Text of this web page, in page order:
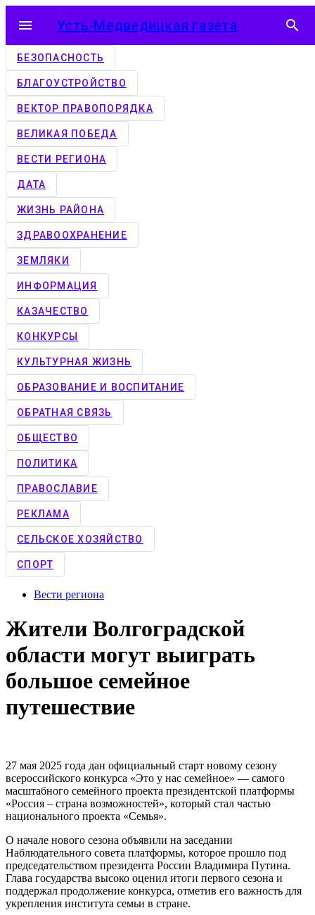
menu Усть-Медведицкая газета search
БЕЗОПАСНОСТЬ
БЛАГОУСТРОЙСТВО
ВЕКТОР ПРАВОПОРЯДКА
ВЕЛИКАЯ ПОБЕДА
ВЕСТИ РЕГИОНА
ДАТА
ЖИЗНЬ РАЙОНА
ЗДРАВООХРАНЕНИЕ
ЗЕМЛЯКИ
ИНФОРМАЦИЯ
КАЗАЧЕСТВО
КОНКУРCЫ
КУЛЬТУРНАЯ ЖИЗНЬ
ОБРАЗОВАНИЕ И ВОСПИТАНИЕ
ОБРАТНАЯ СВЯЗЬ
ОБЩЕСТВО
ПОЛИТИКА
ПРАВОСЛАВИЕ
РЕКЛАМА
СЕЛЬСКОЕ ХОЗЯЙСТВО
СПОРТ
Вести региона
Жители Волгоградской
области могут выиграть
большое семейное
путешествие
27 мая 2025 года дан официальный старт новому сезону
всероссийского конкурса «Это у нас семейное» — самого
масштабного семейного проекта президентской платформы
«Россия – страна возможностей», который стал частью
национального проекта «Семья».
О начале нового сезона объявили на заседании
Наблюдательного совета платформы, которое прошло под
председательством президента России Владимира Путина.
Глава государства высоко оценил итоги первого сезона и
поддержал продолжение конкурса, отметив его важность для
укрепления института семьи в стране.